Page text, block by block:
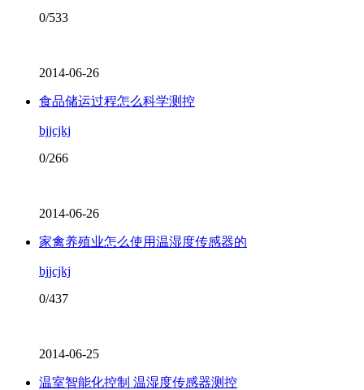
0/533
2014-06-26
食品储运过程怎么科学测控
bjjcjkj
0/266
2014-06-26
家禽养殖业怎么使用温湿度传感器的
bjjcjkj
0/437
2014-06-25
温室智能化控制 温湿度传感器测控